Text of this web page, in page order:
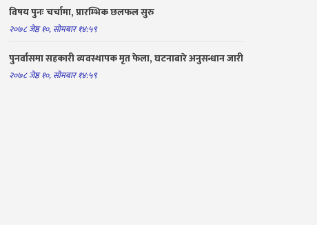
विषय पुनः चर्चामा, प्रारम्भिक छलफल सुरु
२०७८ जेष्ठ १०, सोमबार १४:५९
पुनर्वासमा सहकारी व्यवस्थापक मृत फेला, घटनाबारे अनुसन्धान जारी
२०७८ जेष्ठ १०, सोमबार १४:५९